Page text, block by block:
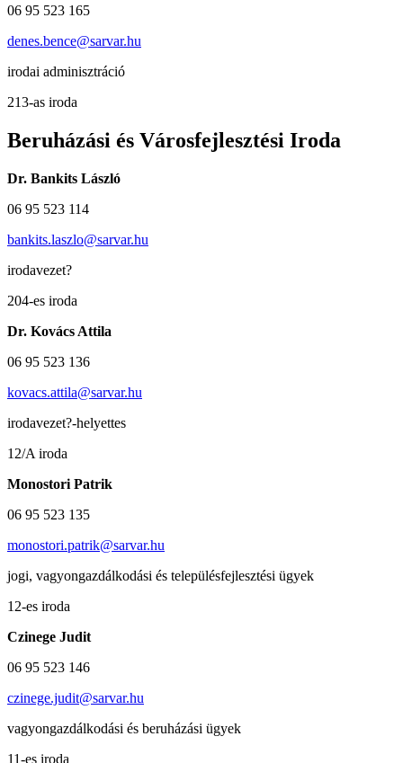
06 95 523 165
denes.bence@sarvar.hu
irodai adminisztráció
213-as iroda
Beruházási és Városfejlesztési Iroda
Dr. Bankits László
06 95 523 114
bankits.laszlo@sarvar.hu
irodavezet?
204-es iroda
Dr. Kovács Attila
06 95 523 136
kovacs.attila@sarvar.hu
irodavezet?-helyettes
12/A iroda
Monostori Patrik
06 95 523 135
monostori.patrik@sarvar.hu
jogi, vagyongazdálkodási és településfejlesztési ügyek
12-es iroda
Czinege Judit
06 95 523 146
czinege.judit@sarvar.hu
vagyongazdálkodási és beruházási ügyek
11-es iroda